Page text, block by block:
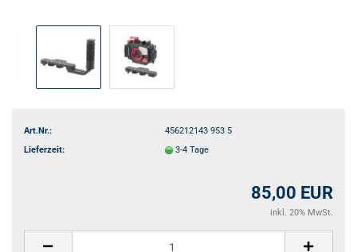
Art.Nr.:
456212143 953 5
Lieferzeit:
3-4 Tage
85,00 EUR
inkl. 20% MwSt.